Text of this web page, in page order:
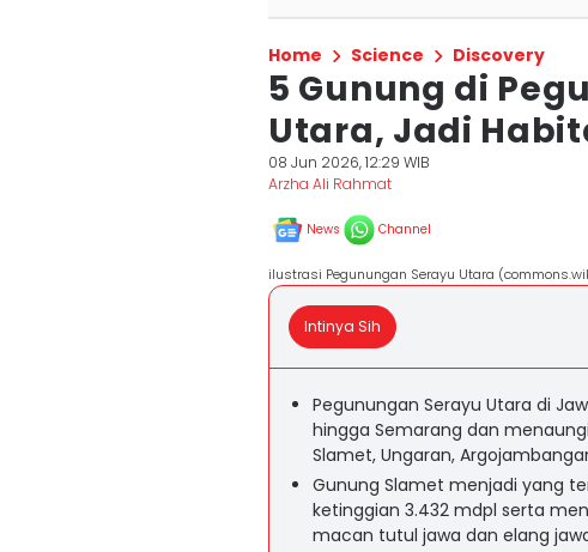
Home Science Discovery
5 Gunung di
Utara, Jadi
08 Jun 2026, 12:29 WIB
Arzha Ali Rahmat
News Channel
ilustrasi Pegunungan Serayu Utara
Intinya Sih
Pegunungan Serayu Utara di
hingga Semarang dan
Slamet, Ungaran,
Gunung Slamet menjadi yang
ketinggian 3.432 mdpl serta
macan tutul jawa dan elang